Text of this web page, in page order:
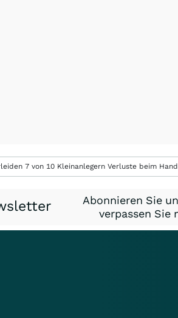
7 von 10 Kleinanlegern Verluste beim
Abonnieren Sie
verpassen Sie